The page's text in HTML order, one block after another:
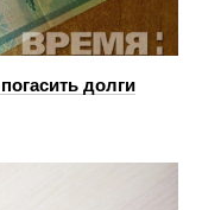
долги